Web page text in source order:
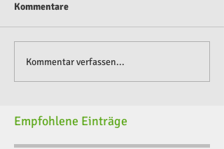
Kommentare
Kommentar verfassen...
Empfohlene Einträge